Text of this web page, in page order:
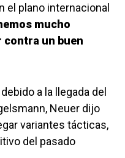
el plano internacional
mucho
contra un buen
a la llegada del
Neuer dijo
variantes tácticas,
del pasado